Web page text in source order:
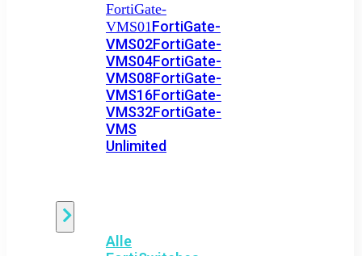
FortiGate-
VMS01FortiGate-
VMS02FortiGate-
VMS04FortiGate-
VMS08FortiGate-
VMS16FortiGate-
VMS32FortiGate-
VMS
Unlimited
Alle